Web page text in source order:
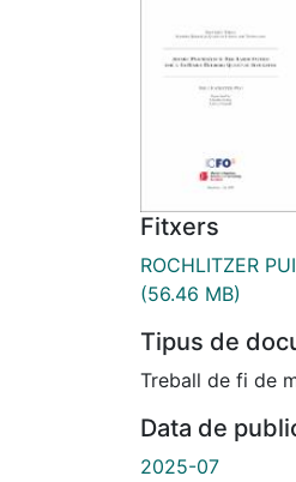
Fitxers
ROCHLITZER
(56.46 MB)
Tipus de
Treball de fi de
Data de
2025-07